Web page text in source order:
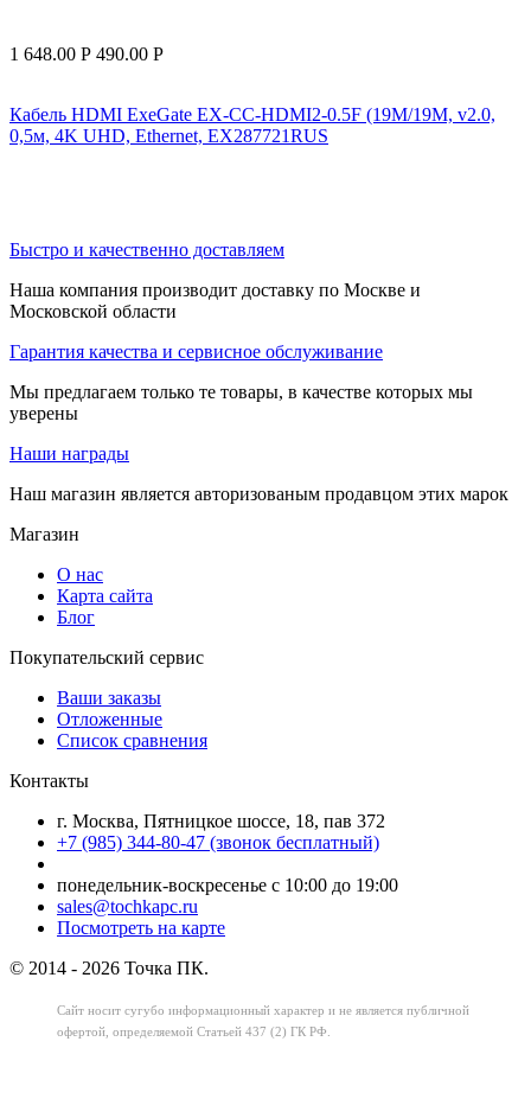
1 648.00 Р 490.00 Р
Кабель HDMI ExeGate EX-CC-HDMI2-0.5F (19M/19M, v2.0,
0,5м, 4K UHD, Ethernet, EX287721RUS
Быстро и качественно доставляем
Наша компания производит доставку по Москве и
Московской области
Гарантия качества и сервисное обслуживание
Мы предлагаем только те товары, в качестве которых мы
уверены
Наши награды
Наш магазин является авторизованым продавцом этих марок
Магазин
О нас
Карта сайта
Блог
Покупательский сервис
Ваши заказы
Отложенные
Список сравнения
Контакты
г. Москва, Пятницкое шоссе, 18, пав 372
+7 (985) 344-80-47 (звонок бесплатный)
понедельник-воскресенье с 10:00 до 19:00
sales@tochkapc.ru
Посмотреть на карте
© 2014 - 2026 Точка ПК.
Сайт носит сугубо информационный характер и не является публичной
офертой, определяемой Статьей 437 (2) ГК РФ.